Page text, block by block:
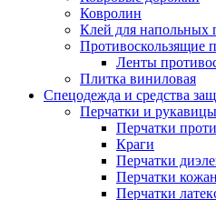
Ковролин
Клей для напольных
Противоскользящие
Ленты
Плитка виниловая
Спецодежда и средства
Перчатки и рукавицы
Перчатки
Краги
Перчатки
Перчатки
Перчатки